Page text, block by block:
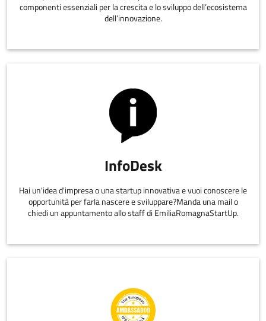
componenti essenziali per la crescita e lo sviluppo dell’ecosistema
dell’innovazione.
InfoDesk
Hai un'idea d'impresa o una startup innovativa e vuoi conoscere le
opportunità per farla nascere e sviluppare?Manda una mail o
chiedi un appuntamento allo staff di EmiliaRomagnaStartUp.